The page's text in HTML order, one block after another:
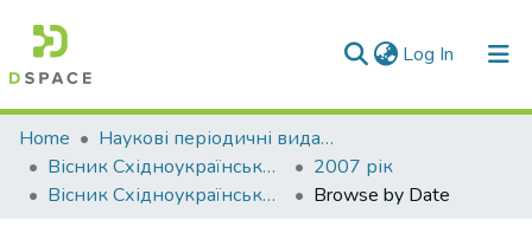
Log In (current)
Communities & Collections
All of DSpace
Home
Наукові періодичні видання СНУ ім. В. Даля
Вісник Східноукраїнського національного університету імені В. Даля
2007 рік
Вісник Східноукраїнського національного університету імені Володимира Даля № 1 (107) 2007
Browse by Date